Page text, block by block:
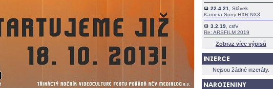
22.4.21
, Slávek
Kamera Sony HXR-NX3
3.2.19 , csfv
Re: ARSFILM 2019
Zobraz více výpisů
Nejsou žádné inzeráty.